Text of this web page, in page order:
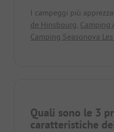
I campeggi più
de Hinsbourg Camping
Camping Seasonova
Quali sono le 3
caratteristiche